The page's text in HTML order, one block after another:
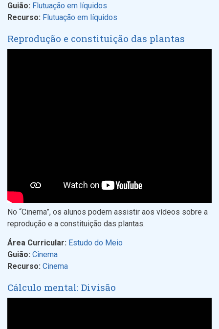
Guião: Flutuação em líquidos
Recurso: Flutuação em líquidos
Reprodução e constituição das plantas
No “Cinema”, os alunos podem assistir aos vídeos sobre a
reprodução e a constituição das plantas.
Área Curricular: Estudo do Meio
Guião: Cinema
Recurso: Cinema
Cálculo mental: Divisão